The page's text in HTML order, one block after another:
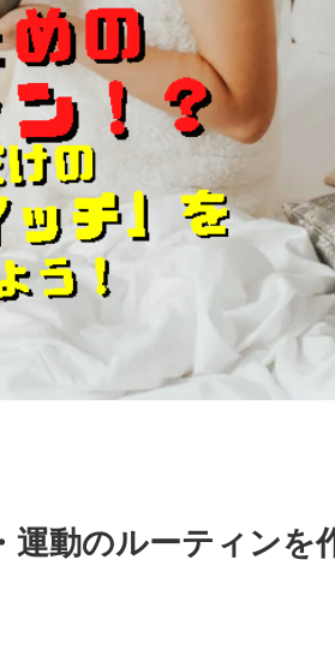
運動のルーティンを